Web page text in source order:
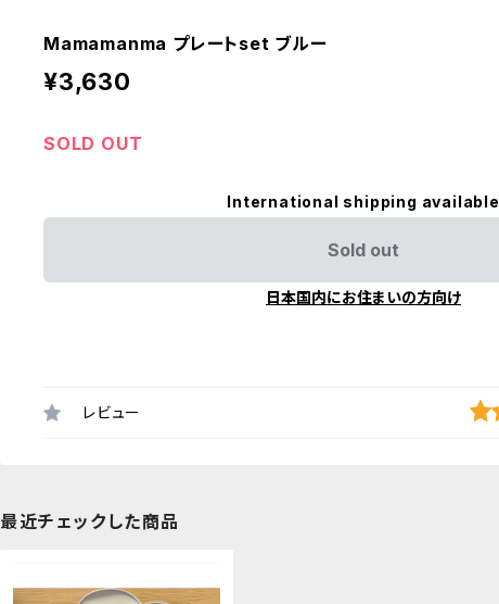
Mamamanma プレートset ブルー
¥3,630
SOLD OUT
International shipping available
Sold out
日本国内にお住まいの方向け
レビュー
最近チェックした商品